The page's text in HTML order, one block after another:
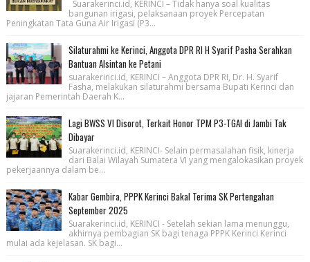
Suarakerinci.id, KERINCI – Tidak hanya soal kualitas
bangunan irigasi, pelaksanaan proyek Percepatan
Peningkatan Tata Guna Air Irigasi (P3...
Silaturahmi ke Kerinci, Anggota DPR RI H Syarif Pasha Serahkan
Bantuan Alsintan ke Petani
suarakerinci.id, KERINCI – Anggota DPR RI, Dr. H. Syarif
Fasha, melakukan silaturahmi bersama Bupati Kerinci dan
jajaran Pemerintah Daerah K...
Lagi BWSS VI Disorot, Terkait Honor TPM P3-TGAI di Jambi Tak
Dibayar
Suarakerinci.id, KERINCI- Selain permasalahan fisik, kinerja
dari Balai Wilayah Sumatera VI yang mengalokasikan proyek
pekerjaannya dalam be...
Kabar Gembira, PPPK Kerinci Bakal Terima SK Pertengahan
September 2025
Suarakerinci.id, KERINCI - Setelah sekian lama menunggu,
akhirnya pembagian SK bagi tenaga PPPK Kerinci Kerinci
mulai ada kejelasan. SK bagi...